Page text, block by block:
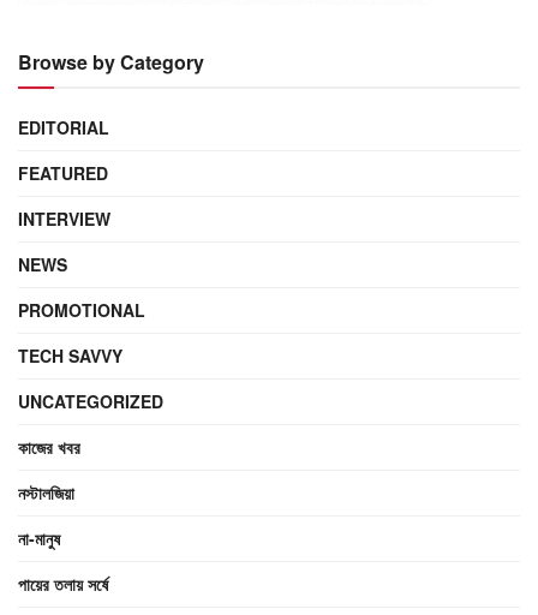
Browse by Category
EDITORIAL
FEATURED
INTERVIEW
NEWS
PROMOTIONAL
TECH SAVVY
UNCATEGORIZED
কাজের খবর
নস্টালজিয়া
না-মানুষ
পায়ের তলায় সর্ষে